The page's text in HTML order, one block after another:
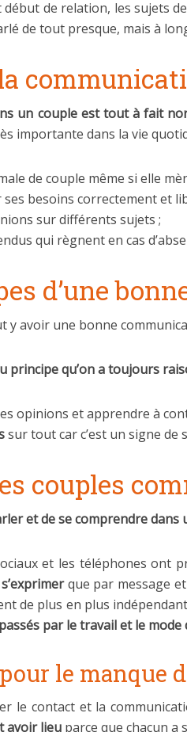
de relation, les sujets
de tout presque, mais à
un couple est tout à fait
importante dans la vie
de couple même si elle
besoins correctement et
sur différents sujets ;
qui règnent en cas
d’une
y avoir une bonne
principe qu’on a toujours
opinions et apprendre à
sur tout car c’est un signe de
couples
et de se comprendre dans
et les téléphones ont
que par message
de plus en plus
par le travail et le mode
le manque
le contact et la
avoir lieu parce que chacun a